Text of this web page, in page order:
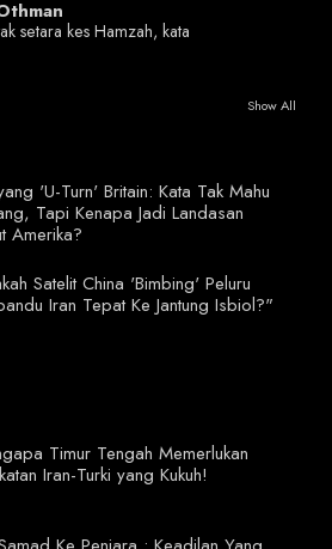
setara kes Hamzah, kata
Show All
'U-Turn' Britain: Kata Tak Mahu
Tapi Kenapa Jadi Landasan
Amerika?
Satelit China 'Bimbing' Peluru
Iran Tepat Ke Jantung Isbiol?"
Timur Tengah Memerlukan
Iran-Turki yang Kukuh!